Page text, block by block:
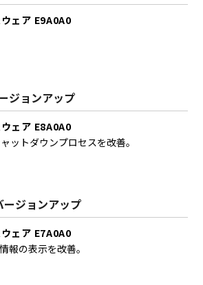
ェア E9A0A0
ジョンアップ
ェア E8A0A0
ットダウンプロセスを改善。
ジョンアップ
ェア E7A0A0
報の表示を改善。